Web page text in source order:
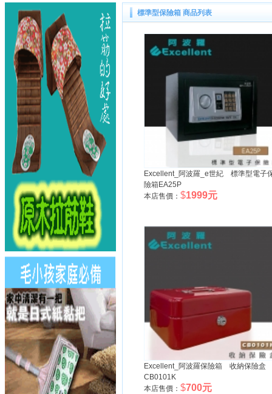
標準型保險箱 商品列表
Excellent_阿波羅_e世紀 標準型電子
險箱EA25P
本店售價： $1999元
Excellent_阿波羅保險箱 收納保險盒
CB0101K
本店售價： $700元